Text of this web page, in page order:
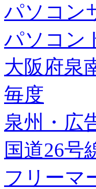
パソコン
パソコン
大阪府泉
毎度
泉州・広
国道26号
フリーマ